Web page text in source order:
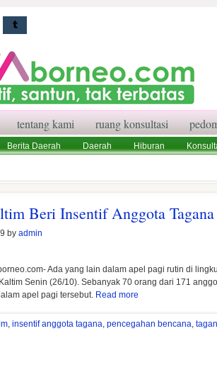
tentang kami ruang konsultasi
Berita Daerah Daerah Hiburan
Beri Insentif Anggota Tagana
by admin
Ada yang lain dalam apel pagi rutin di
Senin (26/10). Sebanyak 70 orang dari 171
apel pagi tersebut. Read more
, insentif anggota tagana, pencegahan bencana,